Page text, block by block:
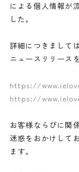
による個人情報が
した。
詳細につきまして
ニュースリリース
https://
https://
お客様ならびに関
迷惑をおかけして
ます。